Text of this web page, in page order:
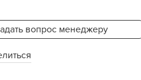
вопрос менеджеру